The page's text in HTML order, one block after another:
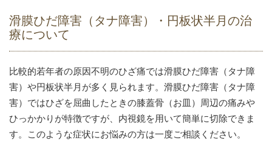
滑膜ひだ障害（タナ障害）・円板状半月の治
療について
比較的若年者の原因不明のひざ痛では滑膜ひだ障害（タナ障
害）や円板状半月が多く見られます。滑膜ひだ障害（タナ障
害）ではひざを屈曲したときの膝蓋骨（お皿）周辺の痛みや
ひっかかりが特徴ですが、内視鏡を用いて簡単に切除できま
す。このような症状にお悩みの方は一度ご相談ください。